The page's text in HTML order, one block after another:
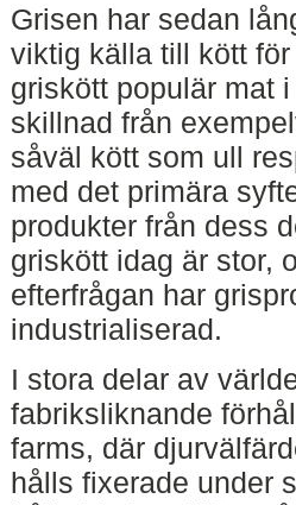
Grisen har sedan
viktig källa till kött
griskött populär mat
skillnad från
såväl kött som ull
med det primära
produkter från dess
griskött idag är stor,
efterfrågan har
industrialiserad.
I stora delar av
fabriksliknande
farms, där
hålls fixerade under